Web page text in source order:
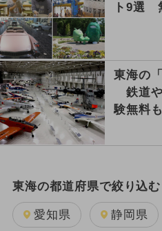
ト9選
東海の
鉄道や
験無料も
東海の都道府県で絞り込む
愛知県 静岡県